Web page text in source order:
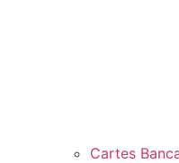
Cartes